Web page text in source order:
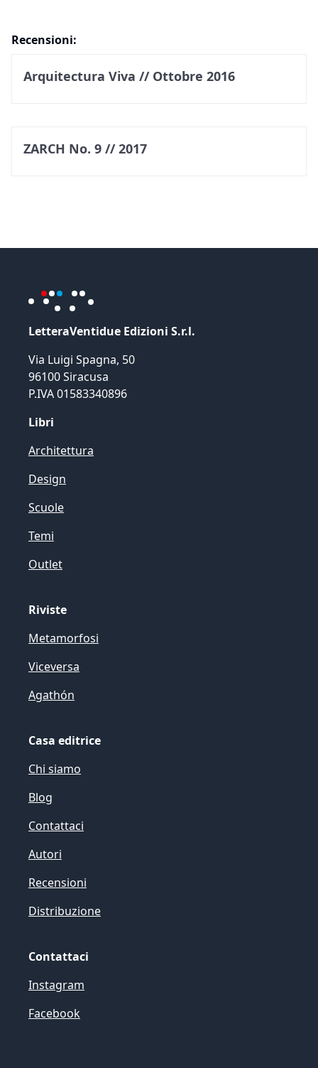
Recensioni:
Arquitectura Viva // Ottobre 2016
ZARCH No. 9 // 2017
LetteraVentidue Edizioni S.r.l.
Via Luigi Spagna, 50
96100 Siracusa
P.IVA 01583340896
Libri
Architettura
Design
Scuole
Temi
Outlet
Riviste
Metamorfosi
Viceversa
Agathón
Casa editrice
Chi siamo
Blog
Contattaci
Autori
Recensioni
Distribuzione
Contattaci
Instagram
Facebook